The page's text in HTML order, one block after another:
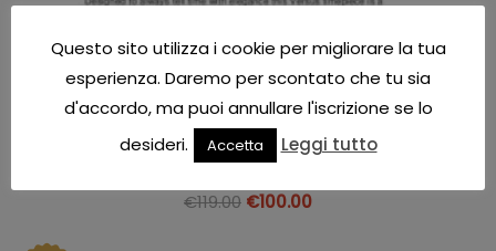
Orologi
orologio versus versace donna
€119.00 €100.00
Questo sito utilizza i cookie per migliorare la tua
esperienza. Daremo per scontato che tu sia
d'accordo, ma puoi annullare l'iscrizione se lo
desideri.
Accetta Leggi tutto